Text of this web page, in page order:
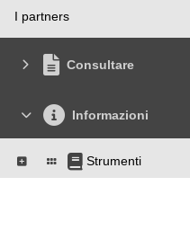
I partners
Consultare
Informazioni
Strumenti